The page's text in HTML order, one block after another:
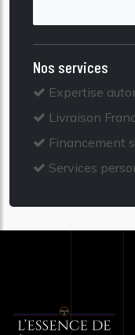
Nos services
Expertise
Livraison
Financement
Services